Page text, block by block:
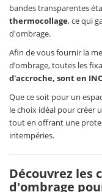
bandes transparentes
thermocollage, ce qui
d'ombrage.
Afin de vous fournir la
d’ombrage, toutes les
d'accroche, sont en
Que ce soit pour un
le choix idéal pour créer
tout en offrant une
intempéries.
Découvrez les
d'ombrage